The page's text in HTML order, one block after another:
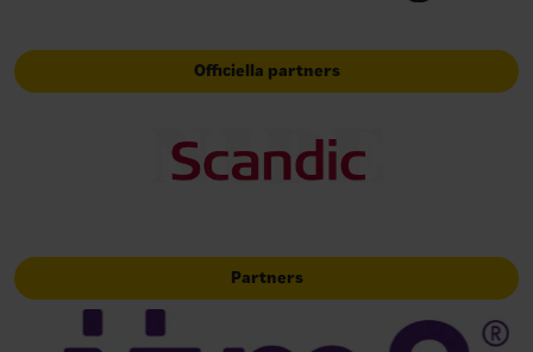
Officiella partners
Partners